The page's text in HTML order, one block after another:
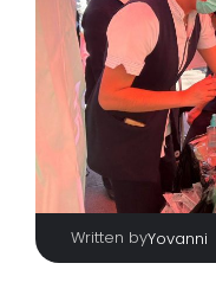
Written byYovanni